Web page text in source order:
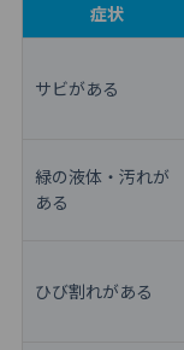
症状
サビがある
緑の液体・汚れが
ある
ひび割れがある